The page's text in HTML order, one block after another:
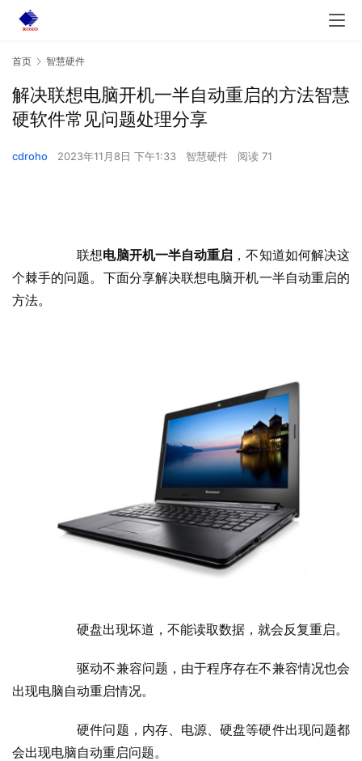
首页 智慧硬件
解决联想电脑开机一半自动重启的方法智慧
硬软件常见问题处理分享
cdroho 2023年11月8日 下午1:33 智慧硬件 阅读 71
  	联想
电脑开机一半自动重启 ，不知道如何解决这
个棘手的问题。下面分享解决联想电脑开机一半自动重启的
方法。
  	硬盘出现坏道，不能读取数据，就会反复重启。
出现电脑自动重启情况。
会出现电脑自动重启问题。